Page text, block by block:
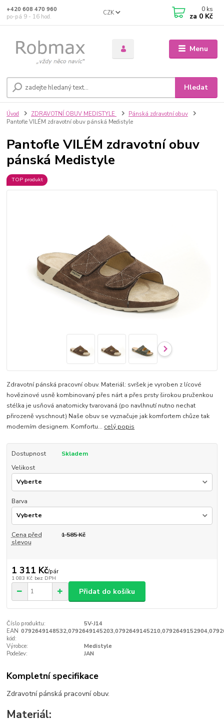
Menu
CZK
Hledat
+420 608 470 960
po-pá 9 - 16 hod.
0 ks
za 0 Kč
Úvod ZDRAVOTNÍ OBUV MEDISTYLE
Pánská zdravotní obuv
Pantofle VILÉM zdravotní obuv pánská Medistyle
Pantofle VILÉM zdravotní obuv
pánská Medistyle
TOP produkt
Zdravotní pánská pracovní obuv. Materiál: svršek je vyroben z lícové
hovězinové usně kombinovaný přes nárt a přes prsty širokou pruženkou
stélka je usňová anatomicky tvarovaná (po navlhnutí nutno nechat
přirozeně vyschnout) Naše obuv se vyznačuje jak komfortem chůze tak
moderním designem. Komfortu... celý popis
Dostupnost
Skladem
Velikost
Barva
Cena před
slevou
1 585 Kč
1 311 Kč/pár
1 083 Kč bez DPH
Přidat do košíku
Číslo produktu:
5V-J14
EAN
kód:
Výrobce:
Medistyle
Podešev:
JAN
Kompletní specifikace
Zdravotní pánská pracovní obuv.
Materiál: